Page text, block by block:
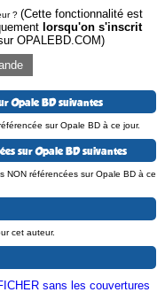
? (Cette fonctionnalité est
lorsqu'on s'inscrit
OPALEBD.COM)
Opale BD suivantes
sur Opale BD à ce jour.
sur Opale BD suivantes
NON référencées sur Opale BD à ce
cet auteur.
sans les couvertures